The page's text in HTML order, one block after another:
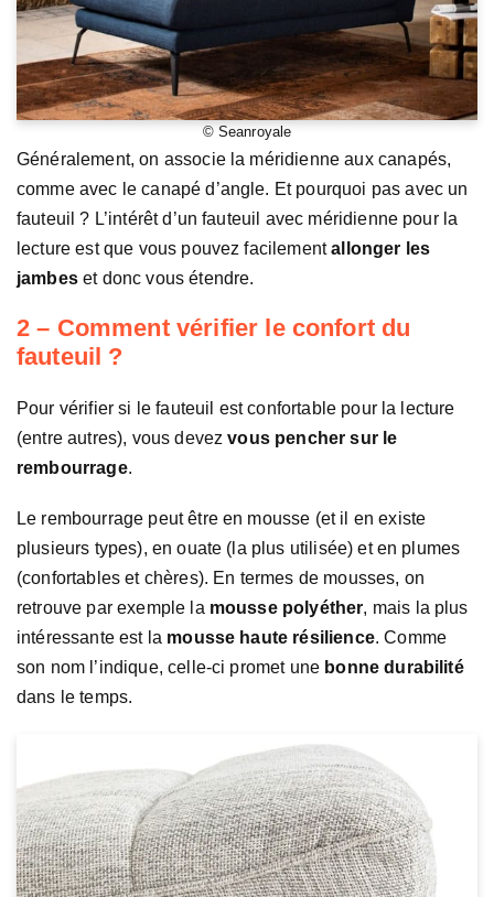
© Seanroyale
Généralement, on associe la méridienne aux canapés,
comme avec le canapé d’angle. Et pourquoi pas avec un
fauteuil ? L’intérêt d’un fauteuil avec méridienne pour la
lecture est que vous pouvez facilementallonger les
jambeset donc vous étendre.
2 – Comment vérifier le confort du
fauteuil ?
Pour vérifier si le fauteuil est confortable pour la lecture
(entre autres), vous devezvous pencher sur le
rembourrage.
Le rembourrage peut être en mousse (et il en existe
plusieurs types), en ouate (la plus utilisée) et en plumes
(confortables et chères). En termes de mousses, on
retrouve par exemple la mousse polyéther, mais la plus
intéressante est la mousse haute résilience. Comme
son nom l’indique, celle-ci promet une bonne durabilité
dans le temps.